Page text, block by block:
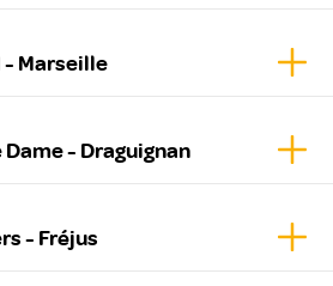
- Marseille
- Draguignan
- Fréjus